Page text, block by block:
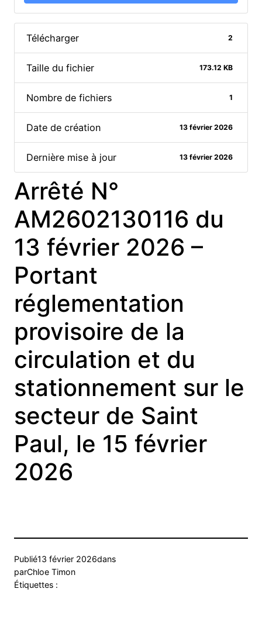
Télécharger 2
Taille du fichier 173.12 KB
Nombre de fichiers 1
Date de création 13 février 2026
Dernière mise à jour 13 février 2026
Arrêté N°
AM2602130116 du
13 février 2026 –
Portant
réglementation
provisoire de la
circulation et du
stationnement sur le
secteur de Saint
Paul, le 15 février
2026
Publié13 février 2026dans
parChloe Timon
Étiquettes :